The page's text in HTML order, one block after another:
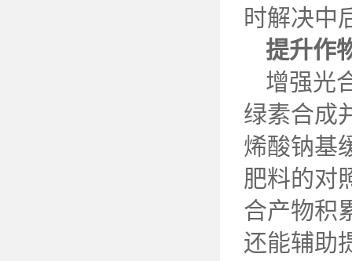
时解决中
提升作
增强光
绿素合成
烯酸钠基
肥料的对
合产物积
还能辅助